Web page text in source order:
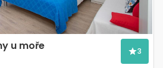
u moře 3